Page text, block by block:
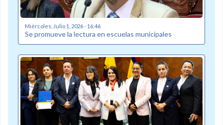
Miércoles, Julio 1, 2026 - 16:46
Se promueve la lectura en escuelas municipales